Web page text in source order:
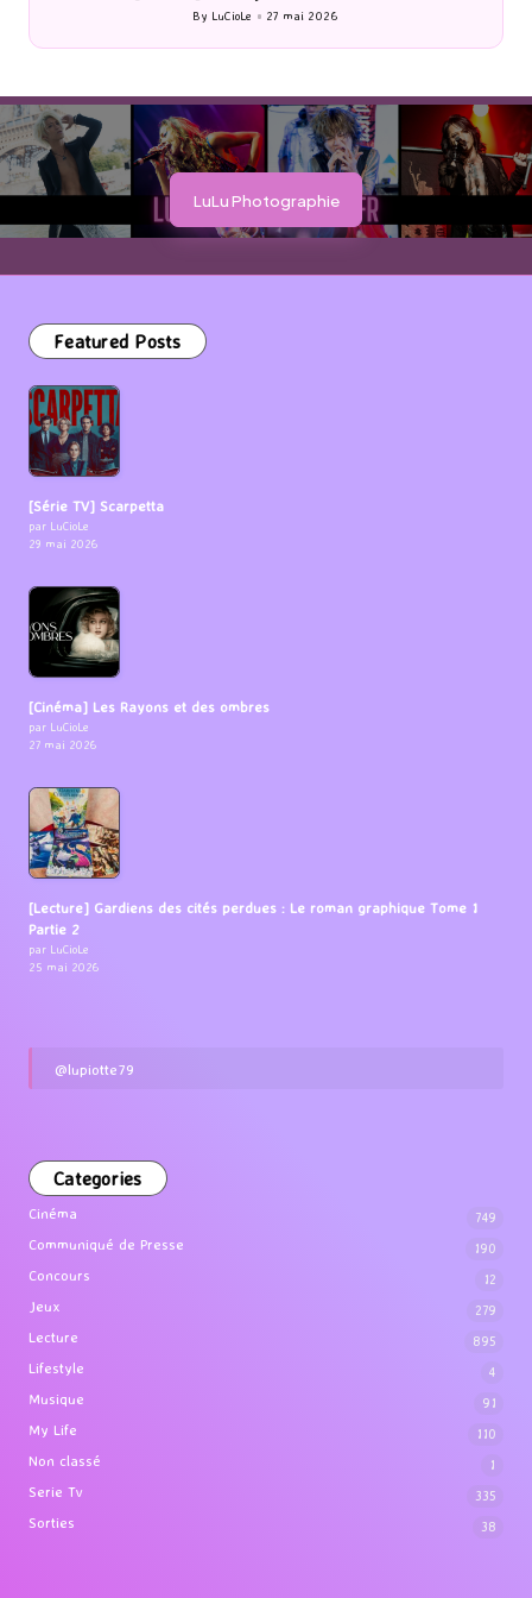
Posted
by
By LuCioLe 27 mai 2026
LuLu Photographie
Featured Posts
[Série TV] Scarpetta
par LuCioLe
29 mai 2026
[Cinéma] Les Rayons et des ombres
par LuCioLe
27 mai 2026
[Lecture] Gardiens des cités perdues : Le roman graphique Tome 1
Partie 2
par LuCioLe
25 mai 2026
@lupiotte79
Categories
Cinéma 749
Communiqué de Presse 190
Concours 12
Jeux 279
Lecture 895
Lifestyle 4
Musique 91
My Life 110
Non classé 1
Serie Tv 335
Sorties 38